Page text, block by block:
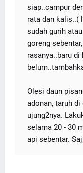
siap..campur
rata dan kalis..(
sudah gurih
goreng
rasanya..baru
Olesi daun
adonan, taruh
ujung2nya.
selama 20 - 30
api sebentar.